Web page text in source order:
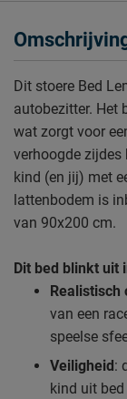
Dit stoere Bed
autobezitter. Het
wat zorgt voor
verhoogde zijdes
kind (en jij) met
lattenbodem is
van 90x200 cm.
Dit bed blinkt uit
Realistisch
van een
speelse
Veiligheid:
kind uit